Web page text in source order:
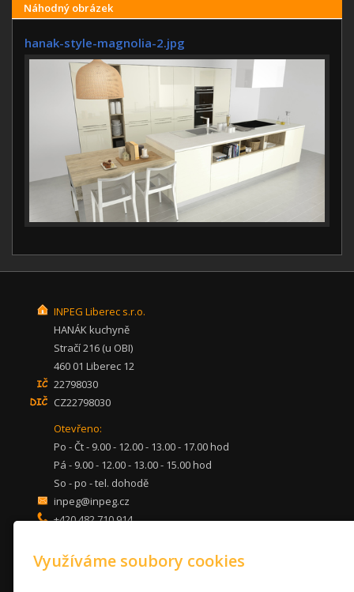
Náhodný obrázek
hanak-style-magnolia-2.jpg
INPEG Liberec s.r.o.
HANÁK kuchyně
Stračí 216 (u OBI)
460 01 Liberec 12
22798030
CZ22798030
Otevřeno:
Po - Čt - 9.00 - 12.00 - 13.00 - 17.00 hod
Pá - 9.00 - 12.00 - 13.00 - 15.00 hod
So - po - tel. dohodě
inpeg@inpeg.cz
+420 482 710 914
KUCHYNĚ
Využíváme soubory cookies